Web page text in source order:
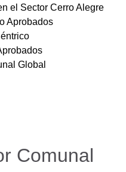
el Sector Cerro Alegre
Aprobados
Global
Comunal